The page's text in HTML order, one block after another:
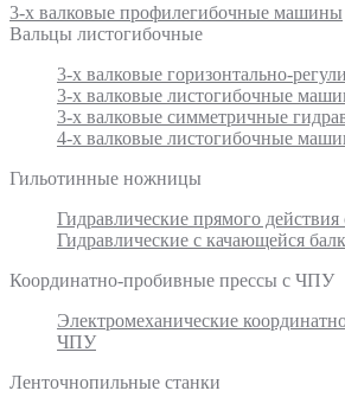
3-х валковые профилегибочные машины
Вальцы листогибочные
3-х валковые горизонтально-
3-х валковые листогибочные
3-х валковые симметричные
4-х валковые листогибочные
Гильотинные ножницы
Гидравлические прямого
Гидравлические с качающейся
Координатно-пробивные прессы с ЧПУ
Электромеханические
ЧПУ
Ленточнопильные станки